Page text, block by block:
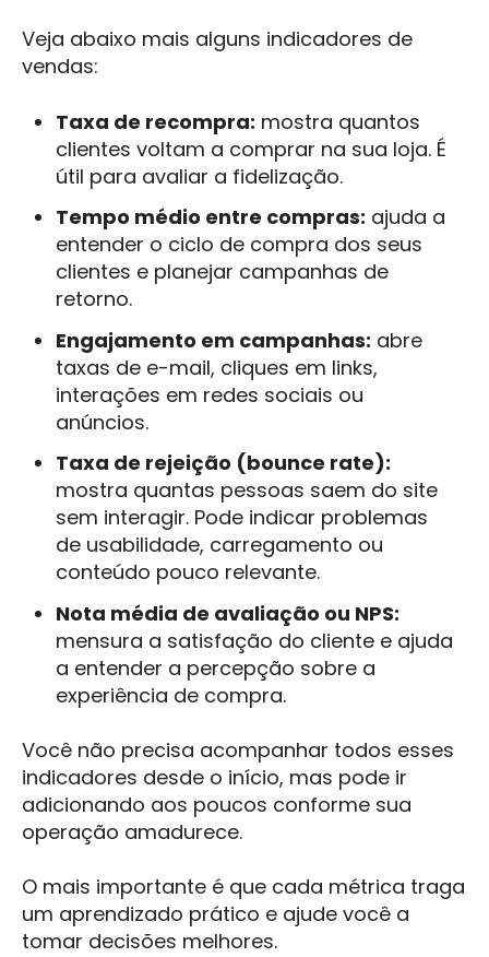
Veja abaixo mais alguns indicadores de
vendas:
Taxa de recompra: mostra quantos
clientes voltam a comprar na sua loja. É
útil para avaliar a fidelização.
Tempo médio entre compras: ajuda a
entender o ciclo de compra dos seus
clientes e planejar campanhas de
retorno.
Engajamento em campanhas: abre
taxas de e-mail, cliques em links,
interações em redes sociais ou
anúncios.
Taxa de rejeição (bounce rate):
mostra quantas pessoas saem do site
sem interagir. Pode indicar problemas
de usabilidade, carregamento ou
conteúdo pouco relevante.
Nota média de avaliação ou NPS:
mensura a satisfação do cliente e ajuda
a entender a percepção sobre a
experiência de compra.
Você não precisa acompanhar todos esses
indicadores desde o início, mas pode ir
adicionando aos poucos conforme sua
operação amadurece.
O mais importante é que cada métrica traga
um aprendizado prático e ajude você a
tomar decisões melhores.